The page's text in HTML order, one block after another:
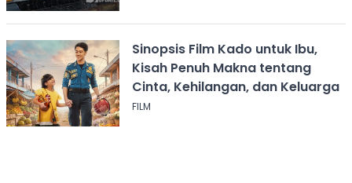
Sinopsis Film Kado untuk Ibu,
Kisah Penuh Makna tentang
Cinta, Kehilangan, dan Keluarga
FILM